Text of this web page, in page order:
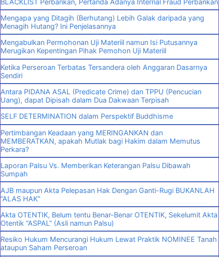
Mengapa yang Ditagih (Berhutang) Lebih Galak daripada yang
Menagih Hutang? Ini Penjelasannya
Mengabulkan Permohonan Uji Materiil namun Isi Putusannya
Merugikan Kepentingan Pihak Pemohon Uji Materiil
Ketika Perseroan Terbatas Tersandera oleh Anggaran Dasarnya
Sendiri
Antara PIDANA ASAL (Predicate Crime) dan TPPU (Pencucian
Uang), dapat Dipisah dalam Dua Dakwaan Terpisah
SELF DETERMINATION dalam Perspektif Buddhisme
Pertimbangan Keadaan yang MERINGANKAN dan
MEMBERATKAN, apakah Mutlak bagi Hakim dalam Memutus
Perkara?
Laporan Palsu Vs. Memberikan Keterangan Palsu Dibawah
Sumpah
AJB maupun Akta Pelepasan Hak Dengan Ganti-Rugi BUKANLAH
“ALAS HAK”
Akta OTENTIK, Belum tentu Benar-Benar OTENTIK, Sekelumit Akta
Otentik “ASPAL” (Asli namun Palsu)
Resiko Hukum Mencurangi Hukum Lewat Praktik NOMINEE Tanah
ataupun Saham Perseroan